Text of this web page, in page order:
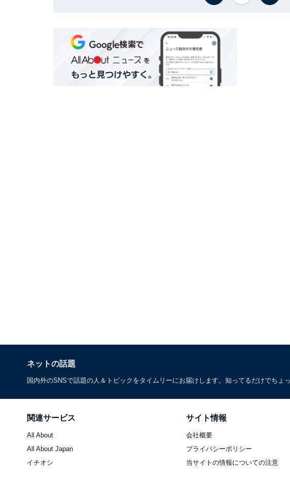
ネットの話題
国内外のSNSで話題の人＆トピックをタイムリーにお届けします。知ってるだけでち
関連サービス
All About
All About Japan
イチオシ
サイト情報
会社概要
プライバシーポリシー
当サイトの情報についての注意